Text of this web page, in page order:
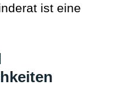
ist eine